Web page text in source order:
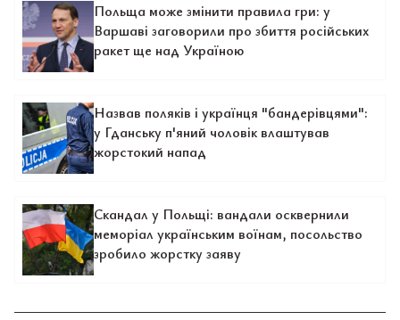
Польща може змінити правила гри: у
Варшаві заговорили про збиття російських
ракет ще над Україною
Назвав поляків і українця "бандерівцями":
у Гданську п'яний чоловік влаштував
жорстокий напад
Скандал у Польщі: вандали осквернили
меморіал українським воїнам, посольство
зробило жорстку заяву